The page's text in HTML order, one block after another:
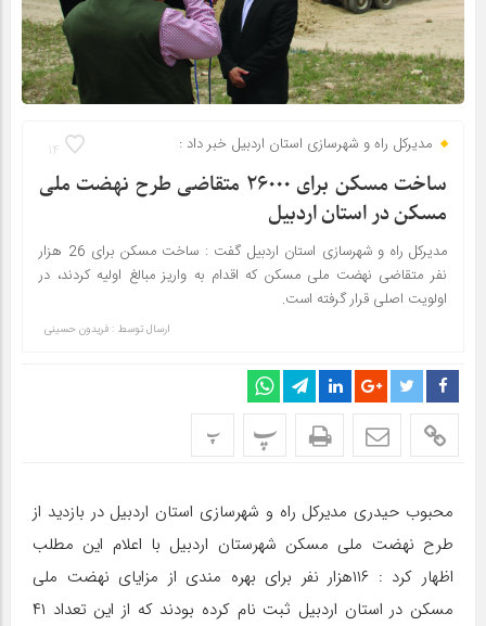
14 مدیرکل راه و شهرسازی استان اردبیل خبر داد :
ساخت مسکن برای ۲۶۰۰۰ متقاضی طرح نهضت ملی
مسکن در استان اردبیل
مدیرکل راه و شهرسازی استان اردبیل گفت : ساخت مسکن برای 26 هزار
نفر متقاضی نهضت ملی مسکن که اقدام به واریز مبالغ اولیه کردند، در
اولویت اصلی قرار گرفته است.
ارسال توسط : فریدون حسینی
پ پ
محبوب حیدری مدیرکل راه و شهرسازی استان اردبیل در بازدید از
طرح نهضت ملی مسکن شهرستان اردبیل با اعلام این مطلب
اظهار کرد : ۱۱۶هزار نفر برای بهره مندی از مزایای نهضت ملی
مسکن در استان اردبیل ثبت نام کرده بودند که از این تعداد ۴۱